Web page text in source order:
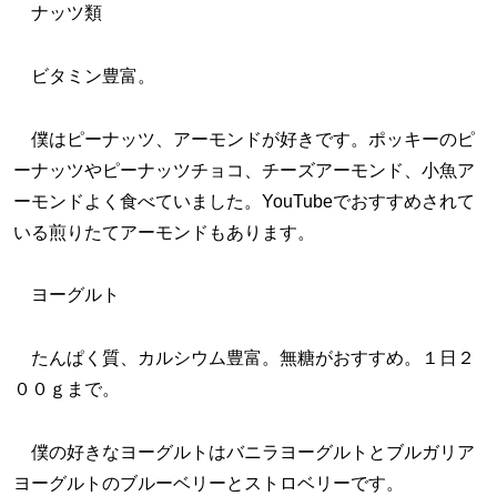
ナッツ類
ビタミン豊富。
僕はピーナッツ、アーモンドが好きです。ポッキーのピ
ーナッツやピーナッツチョコ、チーズアーモンド、小魚ア
ーモンドよく食べていました。YouTubeでおすすめされて
いる煎りたてアーモンドもあります。
ヨーグルト
たんぱく質、カルシウム豊富。無糖がおすすめ。１日２
００ｇまで。
僕の好きなヨーグルトはバニラヨーグルトとブルガリア
ヨーグルトのブルーベリーとストロベリーです。